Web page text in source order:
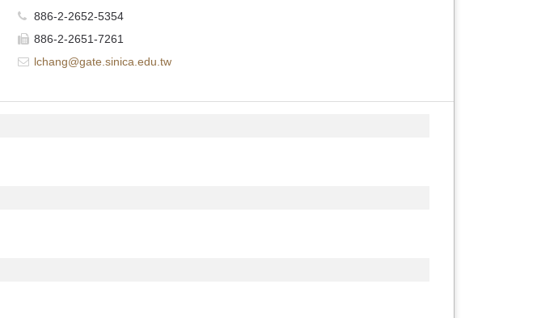
886-2-2652-5354
886-2-2651-7261
lchang@gate.sinica.edu.tw